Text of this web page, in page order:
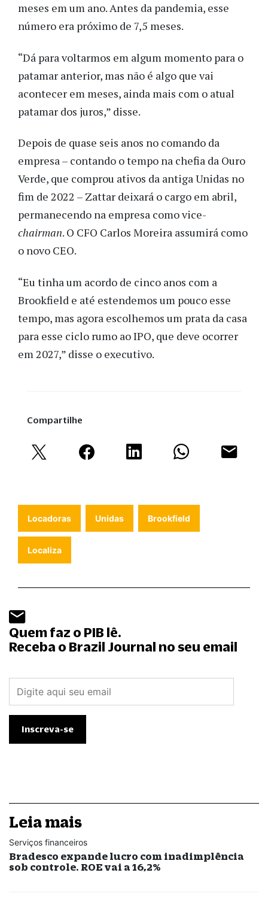
meses em um ano. Antes da pandemia, esse
número era próximo de 7,5 meses.
“Dá para voltarmos em algum momento para o
patamar anterior, mas não é algo que vai
acontecer em meses, ainda mais com o atual
patamar dos juros,” disse.
Depois de quase seis anos no comando da
empresa – contando o tempo na chefia da Ouro
Verde, que comprou ativos da antiga Unidas no
fim de 2022 – Zattar deixará o cargo em abril,
permanecendo na empresa como vice-
chairman. O CFO Carlos Moreira assumirá como
o novo CEO.
“Eu tinha um acordo de cinco anos com a
Brookfield e até estendemos um pouco esse
tempo, mas agora escolhemos um prata da casa
para esse ciclo rumo ao IPO, que deve ocorrer
em 2027,” disse o executivo.
Compartilhe
Locadoras Unidas Brookfield
Localiza
Quem faz o PIB lê.
Receba o Brazil Journal no seu email
Leia mais
Serviços financeiros
Bradesco expande lucro com inadimplência
sob controle. ROE vai a 16,2%